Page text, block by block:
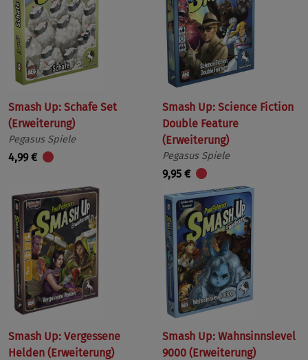
Smash Up: Schafe Set
(Erweiterung)
Pegasus Spiele
4,99 €
Smash Up: Science Fiction
Double Feature
(Erweiterung)
Pegasus Spiele
9,95 €
Smash Up: Vergessene
Helden (Erweiterung)
Smash Up: Wahnsinnslevel
9000 (Erweiterung)